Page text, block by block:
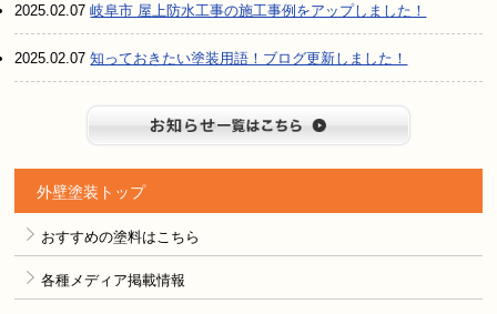
2025.02.07岐阜市 屋上防水工事の施工事例をアップしました！
2025.02.07知っておきたい塗装用語！ブログ更新しました！
外壁塗装トップ
おすすめの塗料はこちら
各種メディア掲載情報